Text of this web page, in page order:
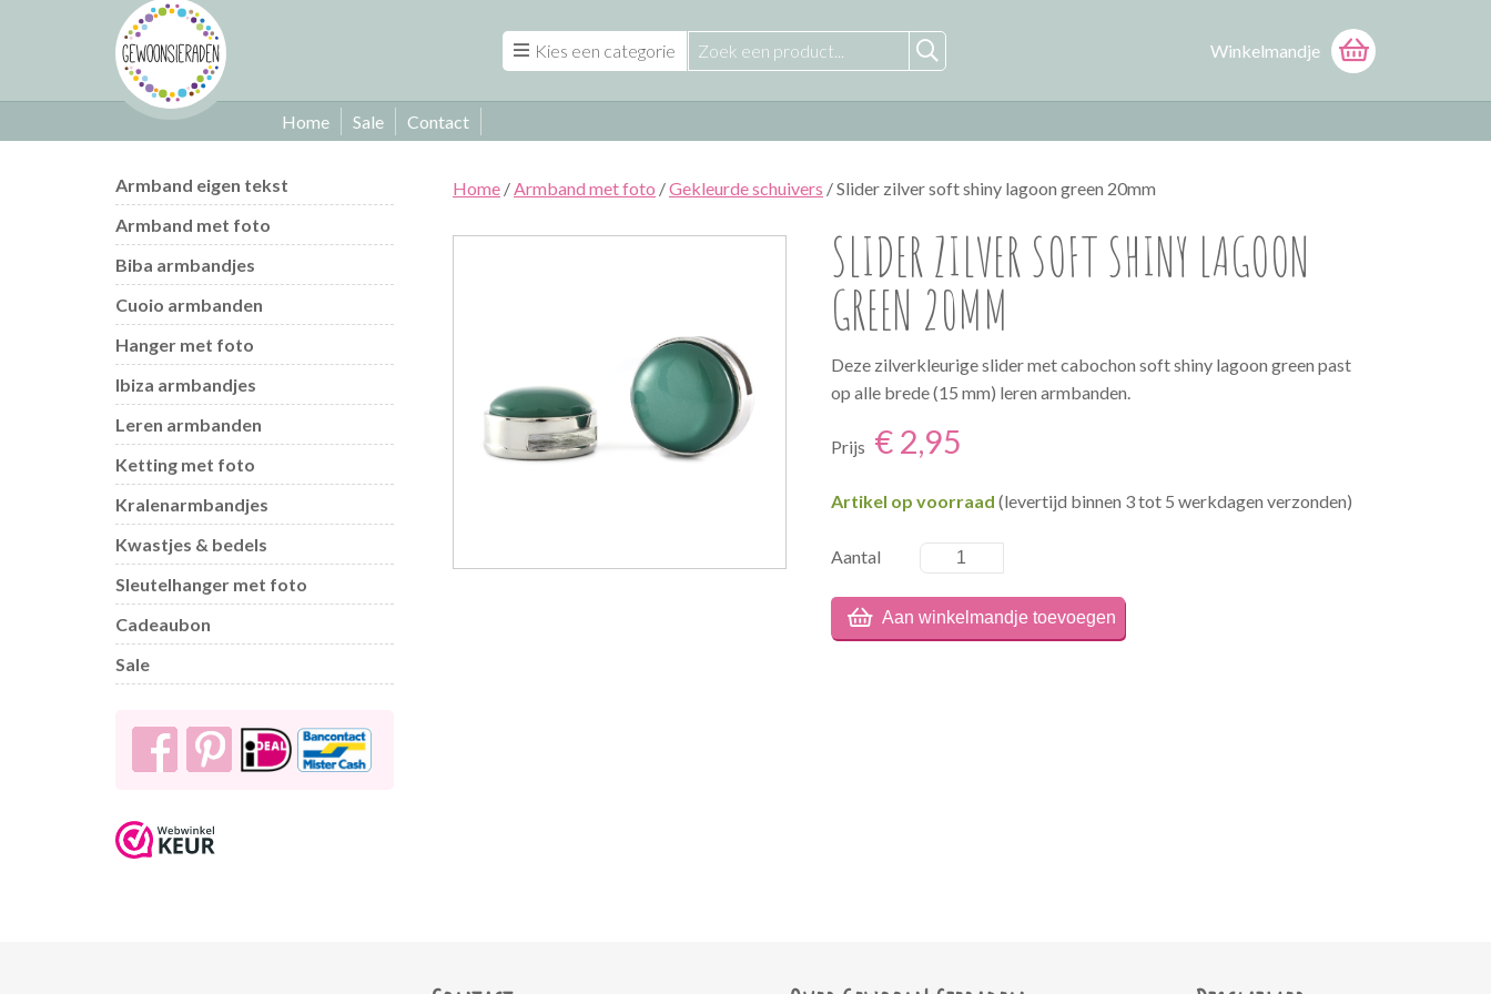
Kies een categorie Winkelmandje
Home Sale Contact
Armband eigen tekst
Armband met foto
Biba armbandjes
Cuoio armbanden
Hanger met foto
Ibiza armbandjes
Leren armbanden
Ketting met foto
Kralenarmbandjes
Kwastjes & bedels
Sleutelhanger met foto
Cadeaubon
Sale
Home /Armband met foto /Gekleurde schuivers / Slider zilver soft shiny lagoon green 20mm
SLIDER ZILVER SOFT SHINY LAGOON
GREEN 20MM
Deze zilverkleurige slider met cabochon soft shiny lagoon green past
op alle brede (15 mm) leren armbanden.
Prijs € 2,95
Artikel op voorraad (levertijd binnen 3 tot 5 werkdagen verzonden)
Aantal